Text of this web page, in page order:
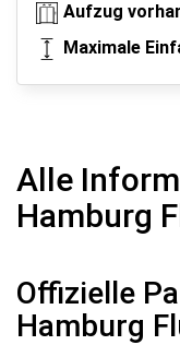
Aufzug
Maximale
Alle
Hamburg
Offizielle
Hamburg